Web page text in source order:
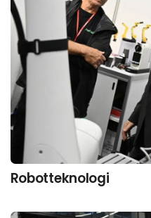
Robotteknologi